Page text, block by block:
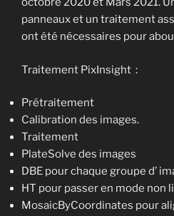
panneaux et un traitement
ont été nécessaires pour
Traitement PixInsight :
Prétraitement
Calibration des images.
Traitement
PlateSolve des images
DBE pour chaque groupe d’
HT pour passer en mode non
MosaicByCoordinates pour